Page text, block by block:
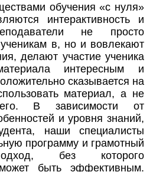
обучения «с нуля»
интерактивность и
не просто
в, но и вовлекают
делают участие ученика
интересным и
сказывается на
материал, а не
В зависимости от
и уровня знаний,
наши специалисты
программу и грамотный
без которого
быть эффективным.